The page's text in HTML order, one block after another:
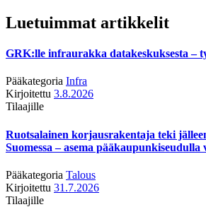
Luetuimmat artikkelit
GRK:lle infraurakka datakeskuksesta –
Pääkategoria Infra
Kirjoitettu 3.8.2026
Tilaajille
Ruotsalainen korjausrakentaja teki
Suomessa – asema pääkaupunkiseudulla
Pääkategoria Talous
Kirjoitettu 31.7.2026
Tilaajille